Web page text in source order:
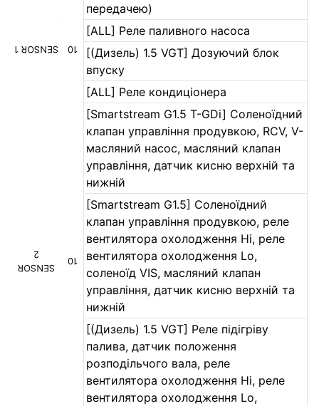
передачею)
SENSOR 1 10
[ALL] Реле паливного насоса
[(Дизель) 1.5 VGT] Дозуючий блок
впуску
SENSOR
2
10
[ALL] Реле кондиціонера
[Smartstream G1.5 T-GDi] Соленоїдний
клапан управління продувкою, RCV, V-
масляний насос, масляний клапан
управління, датчик кисню верхній та
нижній
[Smartstream G1.5] Соленоїдний
клапан управління продувкою, реле
вентилятора охолодження Hi, реле
вентилятора охолодження Lo,
соленоїд VIS, масляний клапан
управління, датчик кисню верхній та
нижній
[(Дизель) 1.5 VGT] Реле підігріву
палива, датчик положення
розподільчого вала, реле
вентилятора охолодження Hi, реле
вентилятора охолодження Lo,